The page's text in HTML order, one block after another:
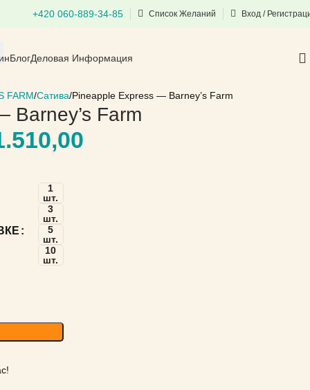
+420 060-889-34-85 Список Желаний Вход /
БлогДеловая Информация
FARM Сатива Pineapple Express — Barney’s Farm
Barney’s Farm
1
шт.
3
шт.
5
шт.
10
шт.